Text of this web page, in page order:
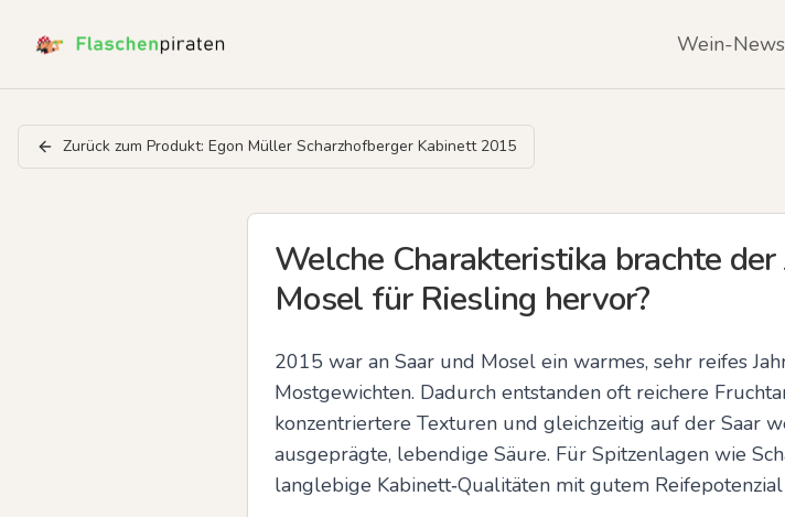
Wein-News
Zurück zum Produkt: Egon Müller Scharzhofberger Kabinett 2015
Welche Charakteristika brachte
Mosel für Riesling hervor?
2015 war an Saar und Mosel ein warmes, sehr reifes
Mostgewichten. Dadurch entstanden oft reichere
konzentriertere Texturen und gleichzeitig auf der Saar
ausgeprägte, lebendige Säure. Für Spitzenlagen wie
langlebige Kabinett‑Qualitäten mit gutem